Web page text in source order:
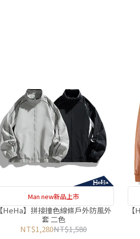
Man new新品上市
【HeHa】拼接撞色線條戶外防風外
套 二色
NT$1,280NT$1,580